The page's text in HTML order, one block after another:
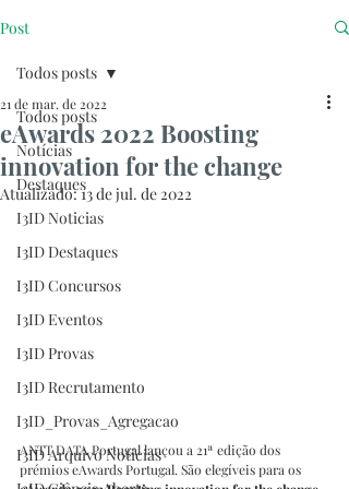
Post
Todos posts
Notícias
Destaques
I3ID Noticias
I3ID Destaques
I3ID Concursos
I3ID Eventos
I3ID Provas
I3ID Recrutamento
I3ID_Provas_Agregacao
I3ID Arquivo Notícias
Todos posts
eAwards 2022 Boosting
innovation for the change
21 de mar. de 2022
Atualizado:13 de jul. de 2022
ANTT DATA Portugal lançou a 21ª edição dos
prémios eAwards Portugal. São elegíveis para os